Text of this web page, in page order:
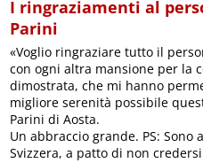
I ringraziamenti al
Parini
«Voglio ringraziare tutto il
con ogni altra mansione per la
dimostrata, che mi hanno
migliore serenità possibile
Parini di Aosta.
Un abbraccio grande. PS:
Svizzera, a patto di non